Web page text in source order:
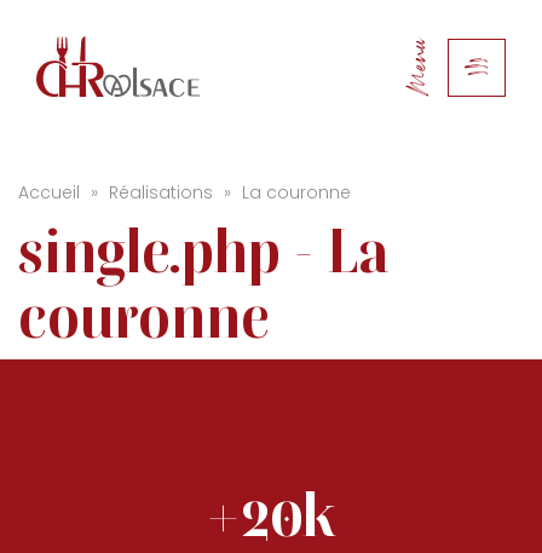
Menu
Accueil » Réalisations » La couronne
single.php - La
couronne
+20k